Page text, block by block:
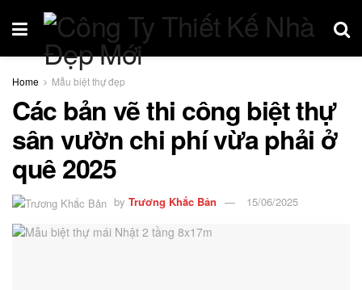
Home Mẫu biệt thự đẹp
Các bản vẽ thi công biệt thự
sân vườn chi phí vừa phải ở
quê 2025
by Trương Khắc Bản 15/06/2025